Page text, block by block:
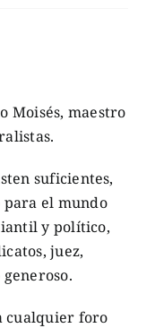
Moisés, maestro
suficientes,
el mundo
y político,
juez,
cualquier foro